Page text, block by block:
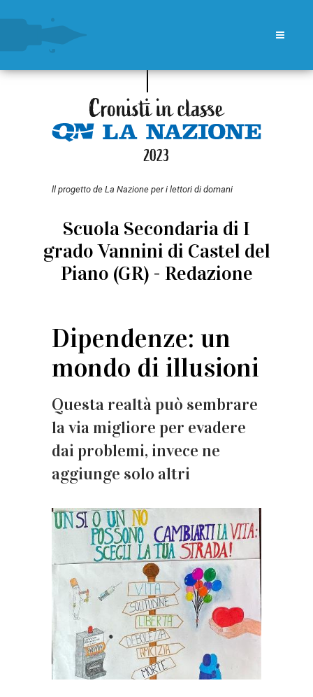
ll progetto de La Nazione per i lettori di domani
Scuola Secondaria di I
grado Vannini di Castel del
Piano (GR) - Redazione
Dipendenze: un
mondo di illusioni
Questa realtà può sembrare
la via migliore per evadere
dai problemi, invece ne
aggiunge solo altri